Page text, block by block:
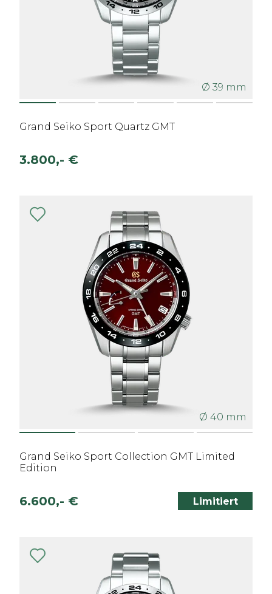
Ø 39 mm
Grand Seiko Sport Quartz GMT
3.800,- €
Ø 40 mm
Grand Seiko Sport Collection GMT Limited
Edition
6.600,- € Limitiert